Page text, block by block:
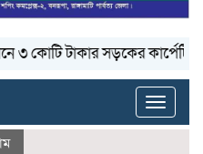
টাকার সড়কের কার্পেটিং উঠে
Toggle